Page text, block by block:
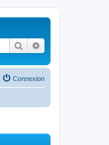
Rechercher
Connexion